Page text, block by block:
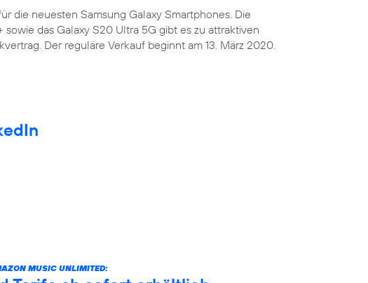
die neuesten Samsung Galaxy Smartphones. Die
das Galaxy S20 Ultra 5G gibt es zu attraktiven
Der reguläre Verkauf beginnt am 13. März 2020.
MUSIC UNLIMITED: